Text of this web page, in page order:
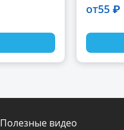
от55 ₽
Полезные видео